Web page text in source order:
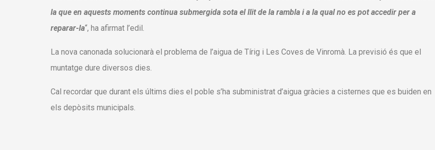
la que en aquests moments continua submergida sota el llit de la rambla i a la qual no es pot accedir per a
reparar-la“, ha afirmat l’edil.
La nova canonada solucionarà el problema de l’aigua de Tírig i Les Coves de Vinromà. La previsió és que el
muntatge dure diversos dies.
Cal recordar que durant els últims dies el poble s’ha subministrat d’aigua gràcies a cisternes que es buiden en
els depòsits municipals.